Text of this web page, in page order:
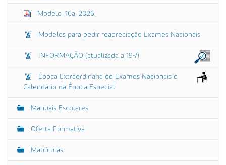
Modelo_16a_2026
Modelos para pedir reapreciação Exames Nacionais
INFORMAÇÃO (atualizada a 19-7)
Época Extraordinária de Exames Nacionais e
Calendário da Época Especial
Manuais Escolares
Oferta Formativa
Matrículas